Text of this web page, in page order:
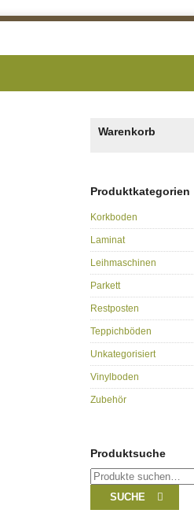
Warenkorb
Produktkategorien
Korkboden
Laminat
Leihmaschinen
Parkett
Restposten
Teppichböden
Unkategorisiert
Vinylboden
Zubehör
Produktsuche
Suche
nach:
SUCHE